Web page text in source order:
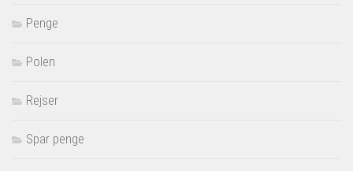
Penge
Polen
Rejser
Spar penge